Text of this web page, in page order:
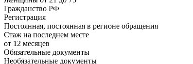
Гражданство РФ
Регистрация
Постоянная, постоянная в регионе обращения
Стаж на последнем месте
от 12 месяцев
Обязательные документы
Необязательные документы